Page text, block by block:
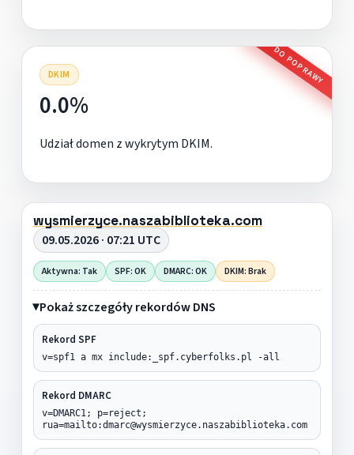
DKIM DO POPRAWY
0.0%
Udział domen z wykrytym DKIM.
wysmierzyce.naszabiblioteka.com
09.05.2026 · 07:21 UTC
Aktywna: Tak SPF: OK DMARC: OK DKIM: Brak
Pokaż szczegóły rekordów DNS
Rekord SPF
v=spf1 a mx include:_spf.cyberfolks.pl -all
Rekord DMARC
v=DMARC1; p=reject;
rua=mailto:dmarc@wysmierzyce.naszabiblioteka.com